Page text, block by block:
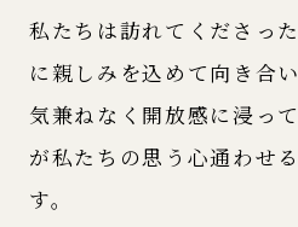
私たちは訪れてくださっ
に親しみを込めて向き合い
気兼ねなく開放感に浸っ
が私たちの思う心通わせ
す。